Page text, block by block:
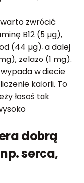
zwrócić
B12 (5 µg),
(44 µg), a dalej
żelazo (1 mg).
w diecie
kalorii. To
łosoś tak
dobrą
serca,